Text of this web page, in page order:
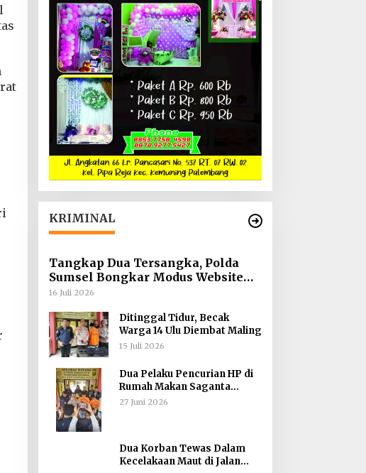
KRIMINAL
Tangkap Dua Tersangka, Polda
Sumsel Bongkar Modus Website
Palsu Bhayangkara Run
16 Juli 2026
Ditinggal Tidur, Becak
Warga 14 Ulu Diembat Maling
15 Juli 2026
Dua Pelaku Pencurian HP di
Rumah Makan Saganta
Berhasil Dibekuk Anggota
27 Juni 2026
Dua Korban Tewas Dalam
Kecelakaan Maut di Jalan